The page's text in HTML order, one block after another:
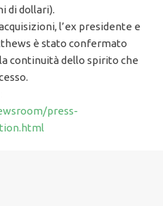
di dollari).
l’ex presidente e
è stato confermato
continuità dello spirito che
press-